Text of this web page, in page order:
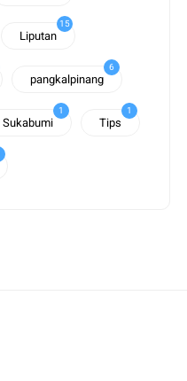
Liputan
15
pangkalpinang
6
Sukabumi
1
Tips
1